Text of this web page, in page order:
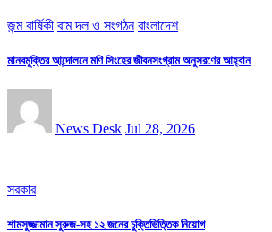
জন্ম বার্ষিকী বাম দল ও সংগঠন বাংলাদেশ
মানবমুক্তির আন্দোলনে মণি সিংহের জীবনসংগ্রাম অনুসরণের আহ্বান
News Desk Jul 28, 2026
সরকার
শামসুজ্জামান সুরুজ-সহ ১২ জনের চুক্তিভিত্তিক নিয়োগ